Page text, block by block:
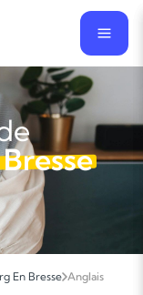
En Bresse Anglais